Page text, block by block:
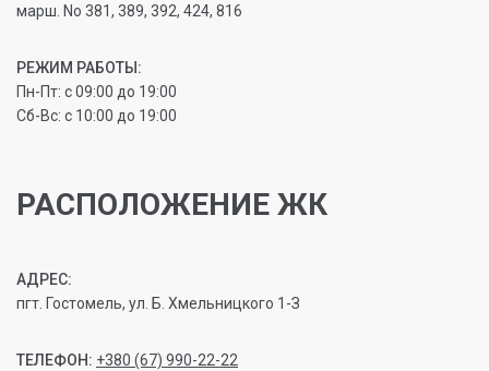
марш. No 381, 389, 392, 424, 816
РЕЖИМ РАБОТЫ:
Пн-Пт: с 09:00 до 19:00
Сб-Вс: с 10:00 до 19:00
РАСПОЛОЖЕНИЕ ЖК
АДРЕС:
пгт. Гостомель, ул. Б. Хмельницкого 1-З
ТЕЛЕФОН: +380 (67) 990-22-22